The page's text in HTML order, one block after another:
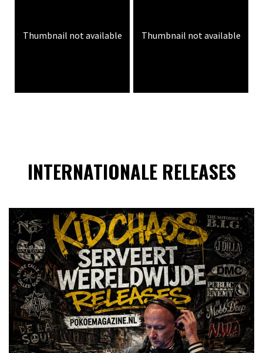
Thumbnail not available Thumbnail not available
INTERNATIONALE RELEASES